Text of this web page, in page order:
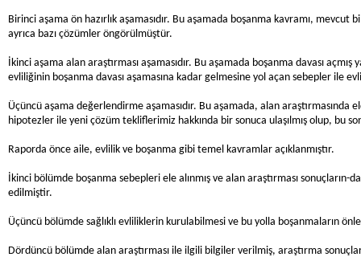
Birinci aşama ön hazırlık aşamasıdır. Bu aşamada boşanma kavramı, mevcut
ayrıca bazı çözümler öngörülmüştür.
İkinci aşama alan araştırması aşamasıdır. Bu aşamada boşanma davası
evliliğinin boşanma davası aşamasına kadar gelmesine yol açan sebepler ile
Üçüncü aşama değerlendirme aşamasıdır. Bu aşamada, alan
hipotezler ile yeni çözüm tekliflerimiz hakkında bir sonuca ulaşılmış olup, bu
Raporda önce aile, evlilik ve boşanma gibi temel kavramlar açıklanmıştır.
İkinci bölümde boşanma sebepleri ele alınmış ve alan araştırması
edilmiştir.
Üçüncü bölümde sağlıklı evliliklerin kurulabilmesi ve bu yolla boşanmaların
Dördüncü bölümde alan araştırması ile ilgili bilgiler verilmiş, araştırma